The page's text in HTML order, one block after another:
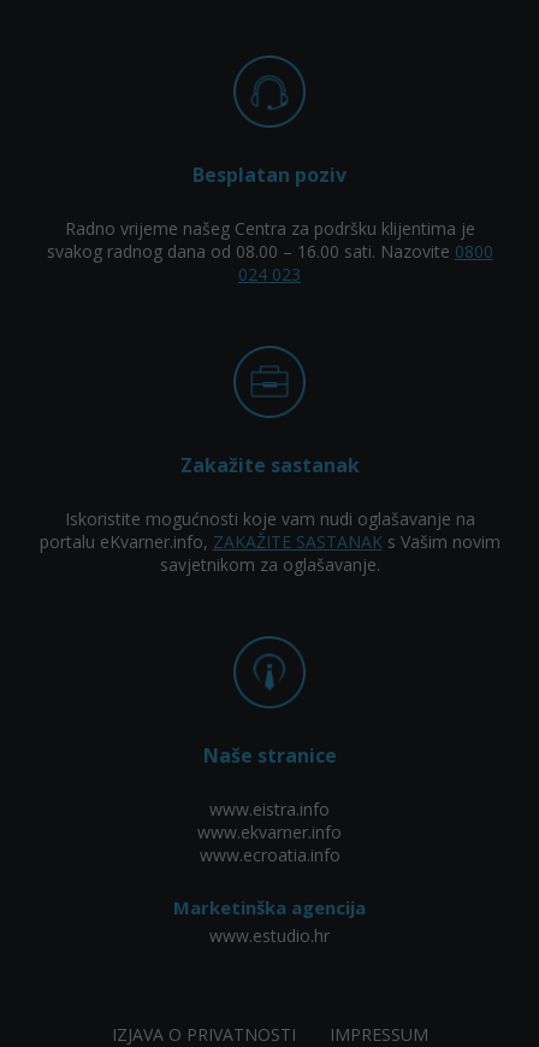
Besplatan poziv
Radno vrijeme našeg Centra za podršku klijentima je
svakog radnog dana od 08.00 – 16.00 sati. Nazovite 0800
024 023
Zakažite sastanak
Iskoristite mogućnosti koje vam nudi oglašavanje na
portalu eKvarner.info, ZAKAŽITE SASTANAKs Vašim novim
savjetnikom za oglašavanje.
Naše stranice
www.eistra.info
www.ekvarner.info
www.ecroatia.info
Marketinška agencija
www.estudio.hr
IZJAVA O PRIVATNOSTI IMPRESSUM